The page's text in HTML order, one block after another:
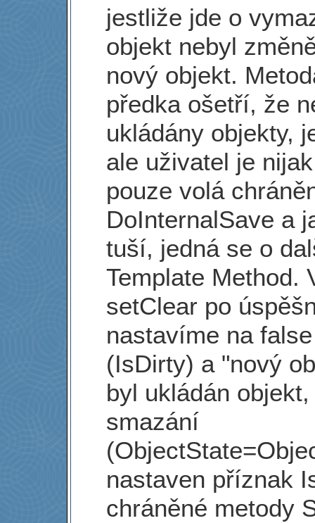
jestliže jde o
objekt nebyl
nový objekt.
předka ošetří, že
ukládány objekty,
ale uživatel je
pouze volá
DoInternalSave a
tuší, jedná se o
Template Method.
setClear po
nastavíme na
(IsDirty) a "nový
byl ukládán
smazání
nastaven příznak
chráněné metody